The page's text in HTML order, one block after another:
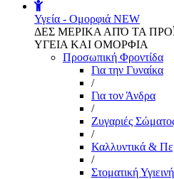
Υγεία - Ομορφιά NEW
ΔΕΣ ΜΕΡΙΚΑ ΑΠΌ ΤΑ
ΥΓΕΙΑ ΚΑΙ ΟΜΟΡΦΙΑ
Προσωπική Φροντίδα
Για την Γυναίκα
/
Για τον Άνδρα
/
Ζυγαριές
/
Καλλυντικά &
/
Στοματική Υγιεινή